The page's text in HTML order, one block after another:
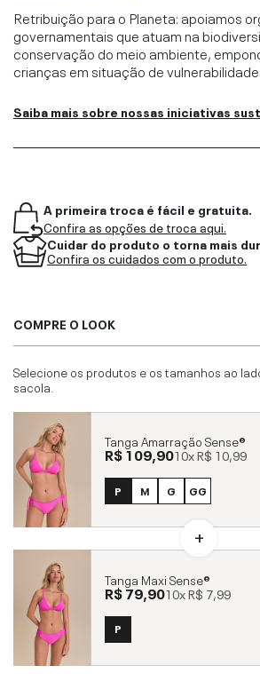
Retribuição para o Planeta: apoiamos
governamentais que atuam na
conservação do meio ambiente,
crianças em situação de vulnerabilidade
Saiba mais sobre nossas iniciativas
A primeira troca é fácil e gratuita.
Confira as opções de troca aqui.
Cuidar do produto o torna mais
Confira os cuidados com o produto.
COMPRE O LOOK
Selecione os produtos e os tamanhos ao
sacola.
Tanga Amarração Sense®
R$ 109,9010xR$ 10,99
P M G GG
Tanga Maxi Sense®
R$ 79,9010xR$ 7,99
P